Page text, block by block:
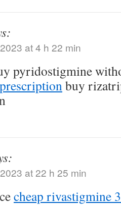
at 4 h 22 min
pyridostigmine
buy
at 22 h 25 min
cheap rivastigmine